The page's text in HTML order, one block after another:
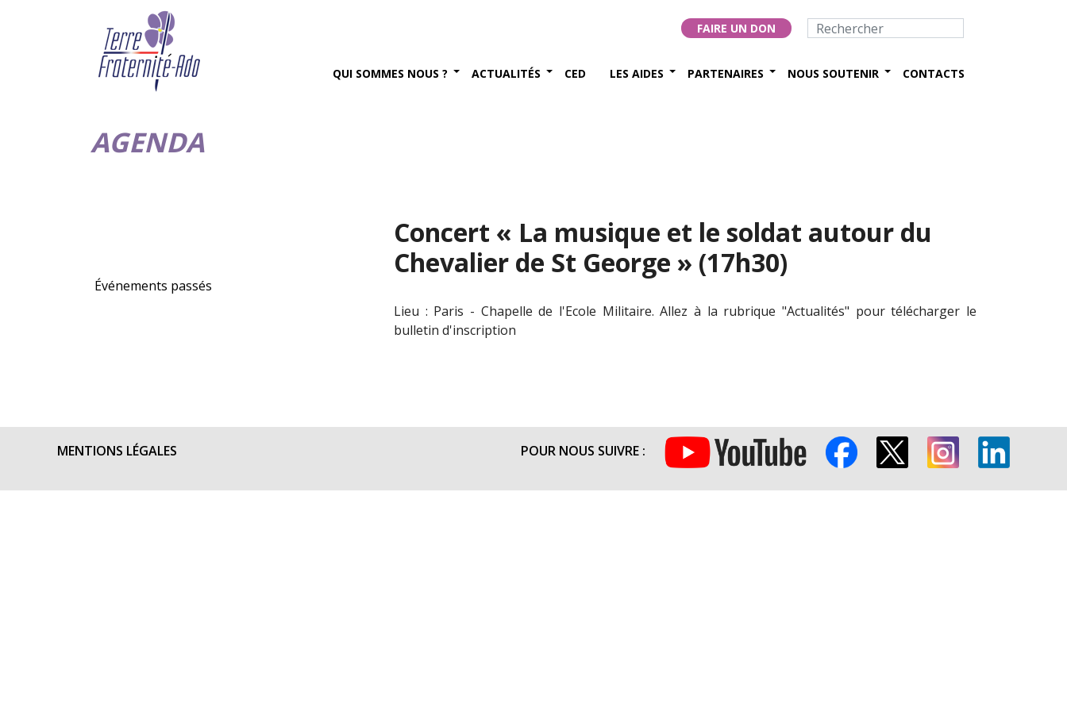
FAIRE UN DON
QUI SOMMES NOUS ? ACTUALITÉS CED LES AIDES PARTENAIRES NOUS SOUTENIR CONTACTS
AGENDA
Événements passés
Concert « La musique et le soldat autour du
Chevalier de St George » (17h30)
Lieu : Paris - Chapelle de l'Ecole Militaire. Allez à la rubrique "Actualités" pour télécharger le
bulletin d'inscription
MENTIONS LÉGALES POUR NOUS SUIVRE :